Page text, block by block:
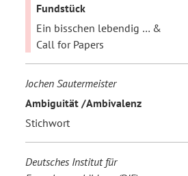
Fundstück
Ein bisschen lebendig … &
Call for Papers
Jochen Sautermeister
Ambiguität /Ambivalenz
Stichwort
Deutsches Institut für